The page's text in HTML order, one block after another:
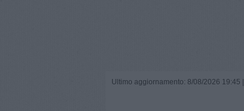
Ultimo aggiornamento: 8/08/2026 19:45 |